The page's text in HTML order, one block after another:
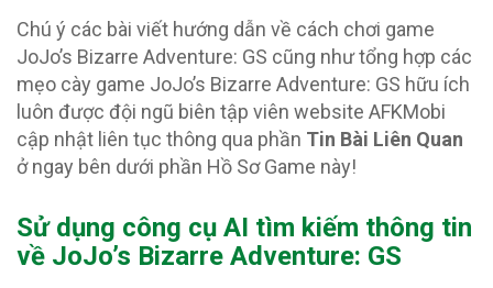
Chú ý các bài viết hướng dẫn về cách chơi game
JoJo’s Bizarre Adventure: GS cũng như tổng hợp các
mẹo cày game JoJo’s Bizarre Adventure: GS hữu ích
luôn được đội ngũ biên tập viên website AFKMobi
cập nhật liên tục thông qua phần Tin Bài Liên Quan
ở ngay bên dưới phần Hồ Sơ Game này!
Sử dụng công cụ AI tìm kiếm thông tin
về JoJo’s Bizarre Adventure: GS